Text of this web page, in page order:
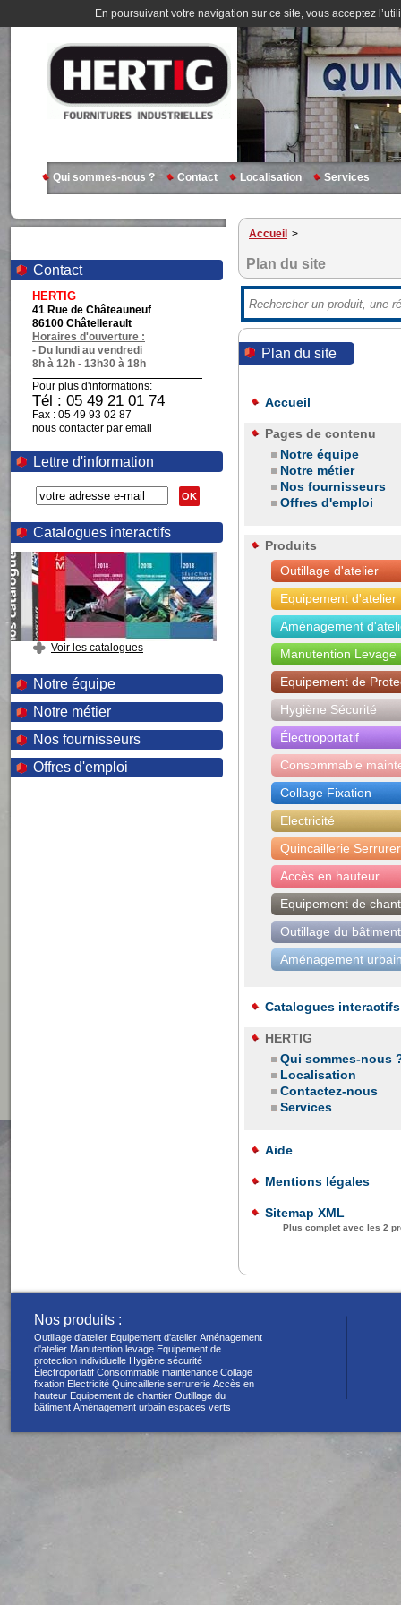
En poursuivant votre navigation sur ce site, vous acceptez
Qui sommes-nous ? Contact Localisation Services
Contact
HERTIG
41 Rue de Châteauneuf
86100 Châtellerault
Horaires d'ouverture :
- Du lundi au vendredi
8h à 12h - 13h30 à 18h
Pour plus d'informations:
Tél : 05 49 21 01 74
Fax : 05 49 93 02 87
nous contacter par email
Lettre d'information
OK
Catalogues interactifs
Voir les catalogues
Notre équipe
Notre métier
Nos fournisseurs
Offres d'emploi
Accueil >
Plan du site
Plan du site
Accueil
Pages de contenu
Notre équipe
Notre métier
Nos fournisseurs
Offres d'emploi
Produits
Outillage d'atelier
Equipement d'atelier
Aménagement
Manutention Levage
Equipement de
Hygiène Sécurité
Électroportatif
Consommable
Collage Fixation
Electricité
Quincaillerie
Accès en hauteur
Equipement de
Outillage du bâtiment
Aménagement
Catalogues interactifs
HERTIG
Qui sommes-nous
Localisation
Contactez-nous
Services
Aide
Mentions légales
Sitemap XML
Plus complet avec les 2
Nos produits :
Outillage d'atelier Equipement d'atelier Aménagement
d'atelier Manutention levage Equipement de
protection individuelle Hygiène sécurité
Électroportatif Consommable maintenance Collage
fixation Electricité Quincaillerie serrurerie Accès en
hauteur Equipement de chantier Outillage du
bâtiment Aménagement urbain espaces verts